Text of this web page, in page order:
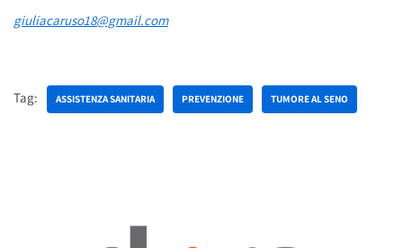
giuliacaruso18@gmail.com
Tag: ASSISTENZA SANITARIA PREVENZIONE TUMORE AL SENO